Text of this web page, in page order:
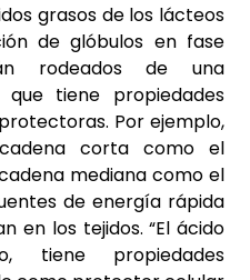
grasos de los lácteos
de glóbulos en fase
rodeados de una
tiene propiedades
Por ejemplo,
corta como el
mediana como el
de energía rápida
en los tejidos. “El ácido
tiene propiedades